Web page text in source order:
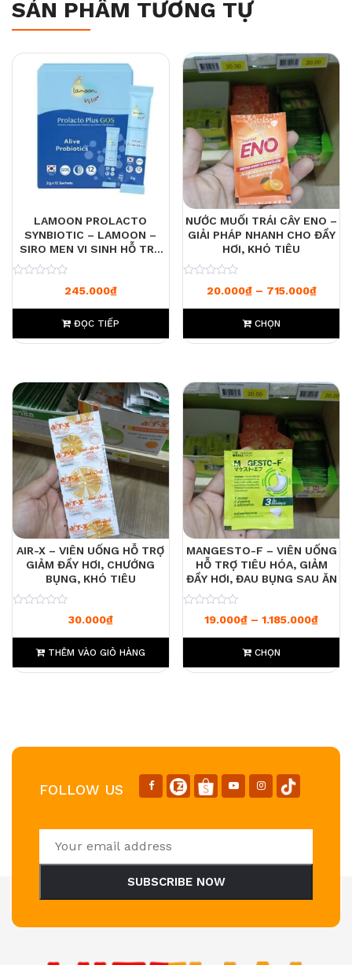
SẢN PHẨM TƯƠNG TỰ
LAMOON PROLACTO
SYNBIOTIC – LAMOON –
SIRO MEN VI SINH HỖ TRỢ
TIÊU HÓA, TĂNG ĐỀ KHÁNG
CHO BÉ VÀ NGƯỜI LỚN
245.000₫
ĐỌC TIẾP
NƯỚC MUỐI TRÁI CÂY ENO –
GIẢI PHÁP NHANH CHO ĐẦY
HƠI, KHÓ TIÊU
20.000₫ – 715.000₫
CHỌN
AIR-X – VIÊN UỐNG HỖ TRỢ
GIẢM ĐẦY HƠI, CHƯỚNG
BỤNG, KHÓ TIÊU
30.000₫
THÊM VÀO GIỎ HÀNG
MANGESTO-F – VIÊN UỐNG
HỖ TRỢ TIÊU HÓA, GIẢM
ĐẦY HƠI, ĐAU BỤNG SAU ĂN
19.000₫ – 1.185.000₫
CHỌN
FOLLOW US
SUBSCRIBE NOW